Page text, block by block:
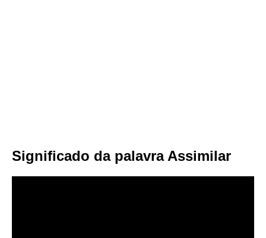
Significado da palavra Assimilar